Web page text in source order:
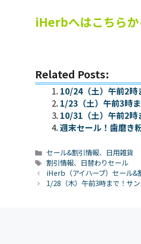
iHerbへはこちらか
Related Posts:
10/24（土）午前2時
1/23（土）午前3時
10/31（土）午前2時
週末セール！歯磨き
カ
テ
ゴ
リ
セール&割引情報、 日用雑貨
タ
グ
割引情報、 日替わりセール
iHerb（アイハーブ）セール
1/28（木）午前3時まで！サ